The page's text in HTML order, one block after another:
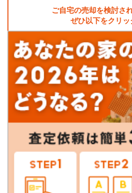
ご自宅の売却を検討さ
ぜひ以下をクリ